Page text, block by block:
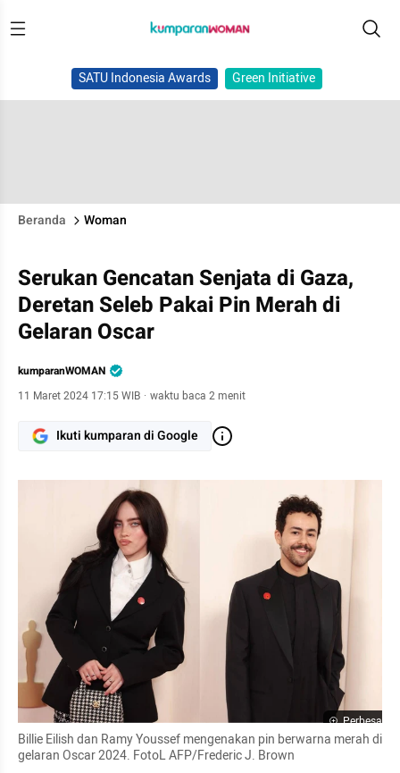
SATU Indonesia Awards Green Initiative
Beranda Woman
Serukan Gencatan Senjata di Gaza,
Deretan Seleb Pakai Pin Merah di
Gelaran Oscar
kumparanWOMAN
11 Maret 2024 17:15 WIB · waktu baca 2 menit
Ikuti kumparan di Google
Perbesar
Billie Eilish dan Ramy Youssef mengenakan pin berwarna merah di
gelaran Oscar 2024. FotoL AFP/Frederic J. Brown